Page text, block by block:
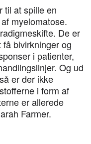
til at spille en
myelomatose.
De er
bivirkninger og
i patienter,
Og ud
er der ikke
i form af
er allerede
Farmer.